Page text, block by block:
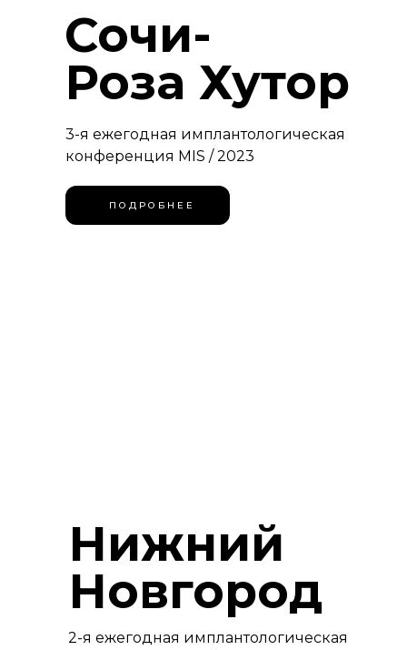
3-я ежегодная имплантологическая
конференция MIS / 2023
Сочи-
Роза Хутор
П О Д Р О Б Н Е Е
2-я ежегодная имплантологическая
Нижний
Новгород